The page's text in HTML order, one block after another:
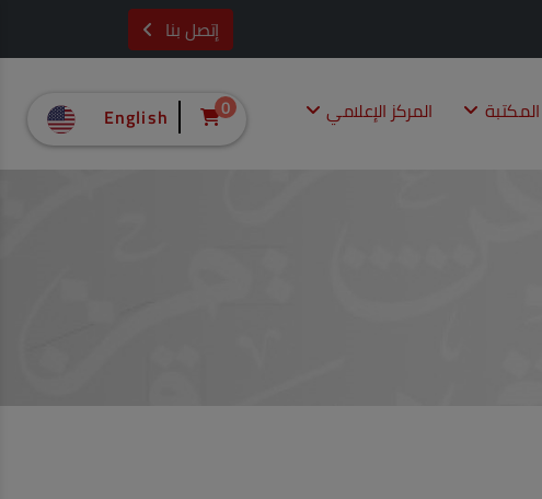
إتصل بنا
المكتبة المركز الإعلامي 0
English